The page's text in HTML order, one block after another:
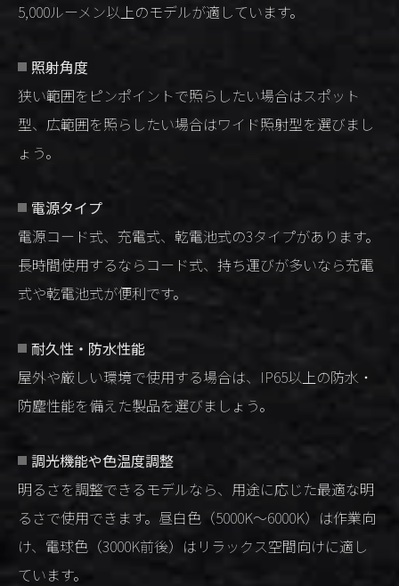
5,000ルーメン以上のモデルが適しています。
照射角度
狭い範囲をピンポイントで照らしたい場合はスポット
型、広範囲を照らしたい場合はワイド照射型を選びまし
ょう。
電源タイプ
電源コード式、充電式、乾電池式の3タイプがあります。
長時間使用するならコード式、持ち運びが多いなら充電
式や乾電池式が便利です。
耐久性・防水性能
屋外や厳しい環境で使用する場合は、IP65以上の防水・
防塵性能を備えた製品を選びましょう。
調光機能や色温度調整
明るさを調整できるモデルなら、用途に応じた最適な明
るさで使用できます。昼白色（5000K〜6000K）は作業向
け、電球色（3000K前後）はリラックス空間向けに適し
ています。